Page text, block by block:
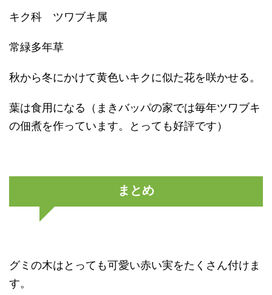
キク科 ツワブキ属
常緑多年草
秋から冬にかけて黄色いキクに似た花を咲かせる。
葉は食用になる（まきバッパの家では毎年ツワブキ
の佃煮を作っています。とっても好評です）
まとめ
グミの木はとっても可愛い赤い実をたくさん付けま
す。